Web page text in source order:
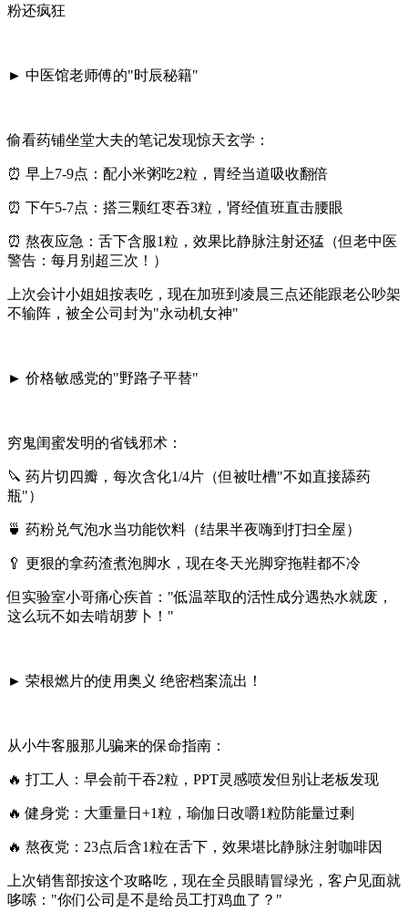
粉还疯狂
► ‌中医馆老师傅的"时辰秘籍"‌
偷看药铺坐堂大夫的笔记发现惊天玄学：
⏰ ‌早上7-9点‌：配小米粥吃2粒，胃经当道吸收翻倍
⏰ ‌下午5-7点‌：搭三颗红枣吞3粒，肾经值班直击腰眼
⏰ ‌熬夜应急‌：舌下含服1粒，效果比静脉注射还猛（但老中医
警告：每月别超三次！）
上次会计小姐姐按表吃，现在加班到凌晨三点还能跟老公吵架
不输阵，被全公司封为"永动机女神"
► ‌价格敏感党的"野路子平替"‌
穷鬼闺蜜发明的省钱邪术：
🔪 药片切四瓣，每次含化1/4片（但被吐槽"不如直接舔药
瓶"）
🍵 药粉兑气泡水当功能饮料（结果半夜嗨到打扫全屋）
🥄 更狠的拿药渣煮泡脚水，现在冬天光脚穿拖鞋都不冷
但实验室小哥痛心疾首："低温萃取的活性成分遇热水就废，
这么玩不如去啃胡萝卜！"
► ‌荣根燃片的使用奥义 绝密档案流出！‌
从小牛客服那儿骗来的保命指南：
🔥 ‌打工人‌：早会前干吞2粒，PPT灵感喷发但别让老板发现
🔥 ‌健身党‌：大重量日+1粒，瑜伽日改嚼1粒防能量过剩
🔥 ‌熬夜党‌：23点后含1粒在舌下，效果堪比静脉注射咖啡因
上次销售部按这个攻略吃，现在全员眼睛冒绿光，客户见面就
哆嗦："你们公司是不是给员工打鸡血了？"